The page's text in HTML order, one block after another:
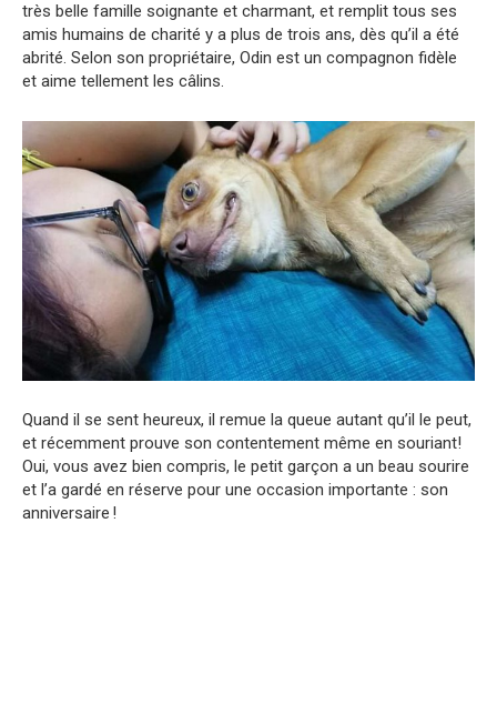
très belle famille soignante et charmant, et remplit tous ses
amis humains de charité y a plus de trois ans, dès qu’il a été
abrité. Selon son propriétaire, Odin est un compagnon fidèle
et aime tellement les câlins.
Quand il se sent heureux, il remue la queue autant qu’il le peut,
et récemment prouve son contentement même en souriant!
Oui, vous avez bien compris, le petit garçon a un beau sourire
et l’a gardé en réserve pour une occasion importante : son
anniversaire !